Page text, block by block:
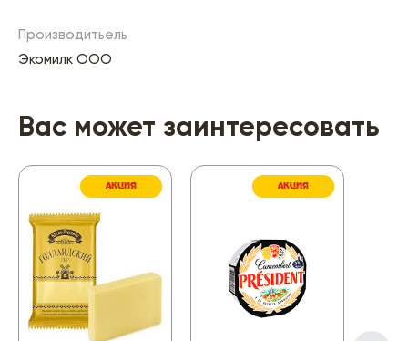
Производитьель
Экомилк ООО
Вас может заинтересовать
АКЦИЯ АКЦИЯ